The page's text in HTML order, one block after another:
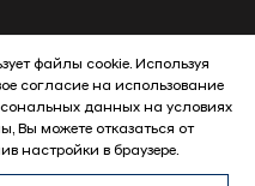
Company
файлы cookie. Используя
согласие на использование
данных на условиях
Вы можете отказаться от
настройки в браузере.